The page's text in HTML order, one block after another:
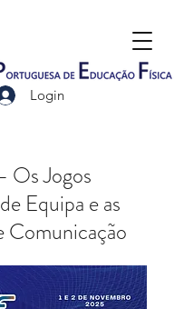
Login
Os Jogos
Equipa e as
Comunicação